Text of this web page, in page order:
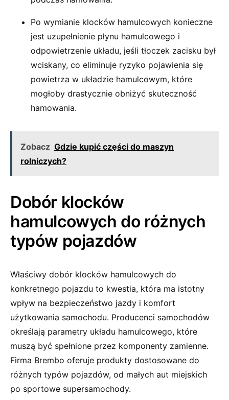
Po wymianie klocków hamulcowych konieczne
jest uzupełnienie płynu hamulcowego i
odpowietrzenie układu, jeśli tłoczek zacisku był
wciskany, co eliminuje ryzyko pojawienia się
powietrza w układzie hamulcowym, które
mogłoby drastycznie obniżyć skuteczność
hamowania.
Zobacz Gdzie kupić części do maszyn
rolniczych?
Dobór klocków
hamulcowych do różnych
typów pojazdów
Właściwy dobór klocków hamulcowych do
konkretnego pojazdu to kwestia, która ma istotny
wpływ na bezpieczeństwo jazdy i komfort
użytkowania samochodu. Producenci samochodów
określają parametry układu hamulcowego, które
muszą być spełnione przez komponenty zamienne.
Firma Brembo oferuje produkty dostosowane do
różnych typów pojazdów, od małych aut miejskich
po sportowe supersamochody.